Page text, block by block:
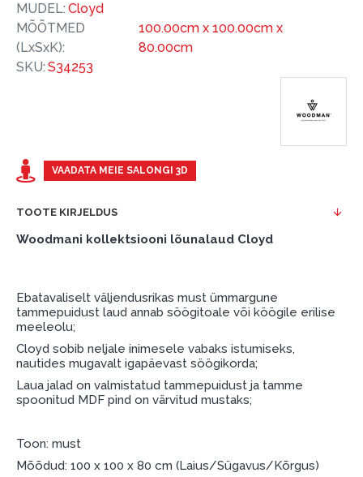
teil vajalikud tooted kohe osta, kuid nende eest
hiljem tasuda.
ESTO-ga saate intressivaba liisingu või järelmaksu
eeliseid ilma esimese sissemakseta ja järelmaksu
esimene sissemakse: 0 €, igakuine makse: 25 €,
kogu ülemakse: 0 €.
meie salongi Dārzciema tänaval 91, Riia, Läti.
Dokumendi nõuded:
vajalik Smart-ID, eParaksts eID, eParaksts eID
mobile, ESTO konto või pank Swedbank, Luminor,
SEB või Citadele).
Lepingu tingimused:
Liisingulepingu võib allkirjastada ainult see isik,
kes on märgitud krediidi saamise lepingus.
Lisateave:
Enne krediidi vormistamist palun tutvuge
VAADATA MEIE SALONGI 3D
TOOTE KIRJELDUS
Woodmani kollektsiooni lõunalaud Cloyd
Ebatavaliselt väljendusrikas must ümmargune
tammepuidust laud annab söögitoale või köögile erilise
meeleolu;
Cloyd sobib neljale inimesele vabaks istumiseks,
nautides mugavalt igapäevast söögikorda;
Laua jalad on valmistatud tammepuidust ja tamme
spoonitud MDF pind on värvitud mustaks;
Toon: must
Mõõdud: 100 x 100 x 80 cm (Laius/Sügavus/Kõrgus)
MUDEL: Cloyd
MÕÕTMED
(LxSxK):
100.00cm x 100.00cm x
80.00cm
SKU: S34253